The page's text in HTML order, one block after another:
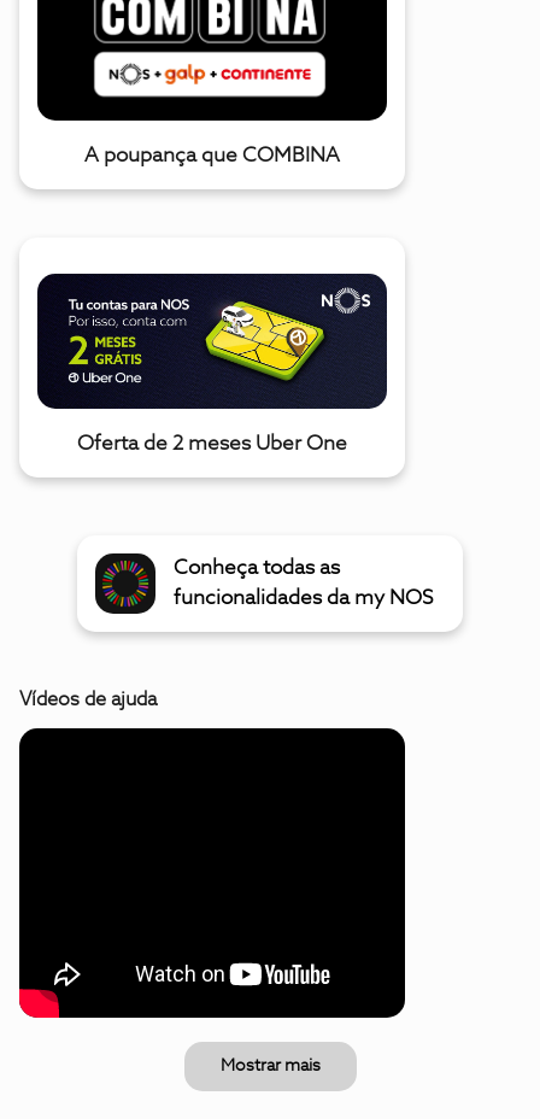
A poupança que COMBINA
Oferta de 2 meses Uber One
Conheça todas as
funcionalidades da my NOS
Vídeos de ajuda
Mostrar mais